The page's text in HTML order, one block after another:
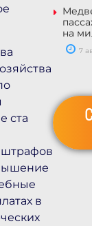
ста
в
на
7